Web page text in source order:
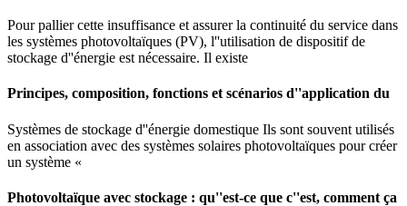
Pour pallier cette insuffisance et assurer la continuité du service dans
les systèmes photovoltaïques (PV), l''utilisation de dispositif de
stockage d''énergie est nécessaire. Il existe
Principes, composition, fonctions et scénarios d''application du
Systèmes de stockage d''énergie domestique Ils sont souvent utilisés
en association avec des systèmes solaires photovoltaïques pour créer
un système «
Photovoltaïque avec stockage : qu''est-ce que c''est, comment ça